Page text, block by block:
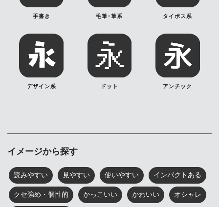
手書き 毛筆･筆系 タイポス系
デザイン系 ドット アンチック
イメージから探す
読みやすい 見やすい 使いやすい インパクトある
クセ強め・個性的 かっこいい かわいい オシャレ